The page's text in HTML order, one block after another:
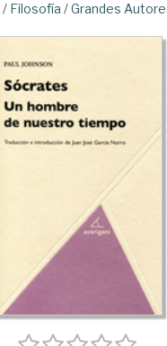
/ Filosofía /Grandes